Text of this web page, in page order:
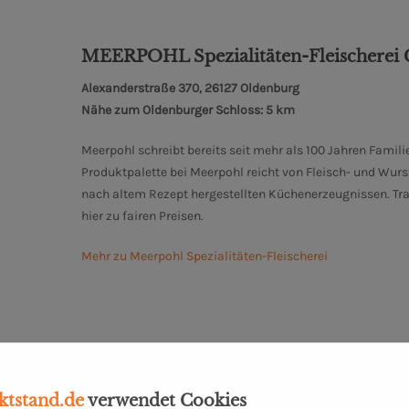
MEERPOHL Spezialitäten-Fleischerei
Alexanderstraße 370, 26127 Oldenburg
Nähe zum Oldenburger Schloss: 5 km
Meerpohl schreibt bereits seit mehr als 100 Jahren
Produktpalette bei Meerpohl reicht von Fleisch- und
nach altem Rezept hergestellten Küchenerzeugnissen.
hier zu fairen Preisen.
Mehr zu Meerpohl Spezialitäten-Fleischerei
verwendet Cookies